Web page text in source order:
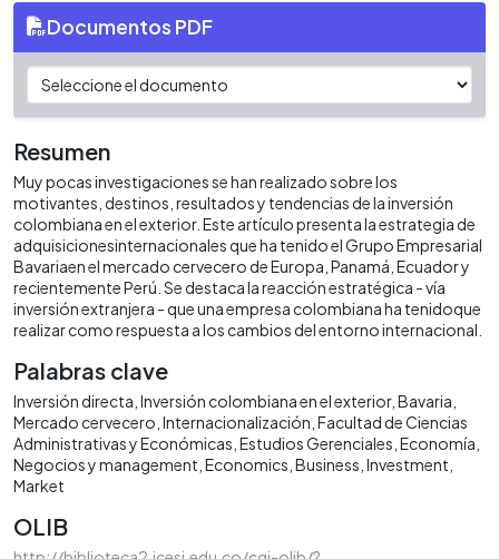
Documentos PDF
Resumen
Muy pocas investigaciones se han realizado sobre los
motivantes, destinos, resultados y tendencias de la inversión
colombiana en el exterior. Este artículo presenta la estrategia de
adquisicionesinternacionales que ha tenido el Grupo Empresarial
Bavariaen el mercado cervecero de Europa, Panamá, Ecuador y
recientemente Perú. Se destaca la reacción estratégica - vía
inversión extranjera - que una empresa colombiana ha tenidoque
realizar como respuesta a los cambios del entorno internacional.
Palabras clave
Inversión directa Inversión colombiana en el exterior Bavaria
Mercado cervecero Internacionalización Facultad de Ciencias
Administrativas y Económicas Estudios Gerenciales Economía
Negocios y management Economics Business Investment
Market
OLIB